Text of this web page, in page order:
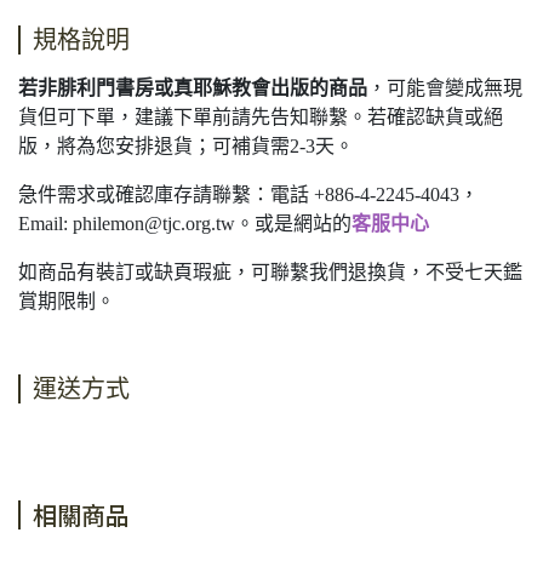
規格說明
若非腓利門書房或真耶穌教會出版的商品 ，可能會變成無現
貨但可下單，建議下單前請先告知聯繫。若確認缺貨或絕
版，將為您安排退貨；可補貨需2-3天。
急件需求或確認庫存請聯繫：電話 +886-4-2245-4043，
Email: philemon@tjc.org.tw 。或是網站的客服中心
如商品有裝訂或缺頁瑕疵，可聯繫我們退換貨，不受七天鑑
賞期限制。
運送方式
相關商品